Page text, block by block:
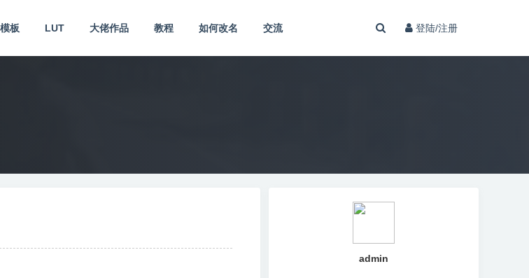
模板 LUT 大佬作品 教程 如何改名 交流 登陆/注册
admin